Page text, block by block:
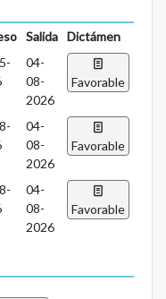
Salida
Dictámen
04-
08-
2026
Favorable
04-
08-
2026
Favorable
04-
08-
2026
Favorable